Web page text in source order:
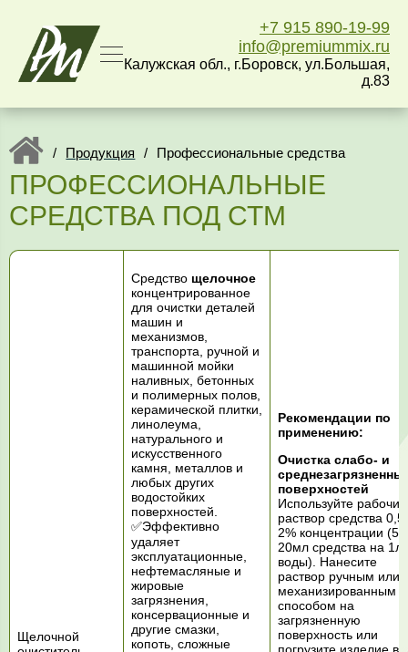
+7 915 890-19-99
info@premiummix.ru
Калужская обл., г.Боровск, ул.Большая,
д.83
/ Продукция / Профессиональные средства
ПРОФЕССИОНАЛЬНЫЕ
СРЕДСТВА ПОД СТМ
Щелочной
Средство щелочное
концентрированное
для очистки деталей
машин и
механизмов,
транспорта, ручной и
машинной мойки
наливных, бетонных
и полимерных полов,
керамической плитки,
линолеума,
натурального и
искусственного
камня, металлов и
любых других
водостойких
поверхностей.
✅Эффективно
удаляет
эксплуатационные,
нефтемасляные и
жировые
загрязнения,
консервационные и
другие смазки,
копоть, сложные
Рекомендации по
применению:
Очистка слабо- и
поверхностей
Используйте рабочий
раствор средства 0,5-
2% концентрации (5-
20мл средства на 1л
воды). Нанесите
раствор ручным или
механизированным
способом на
загрязненную
поверхность или